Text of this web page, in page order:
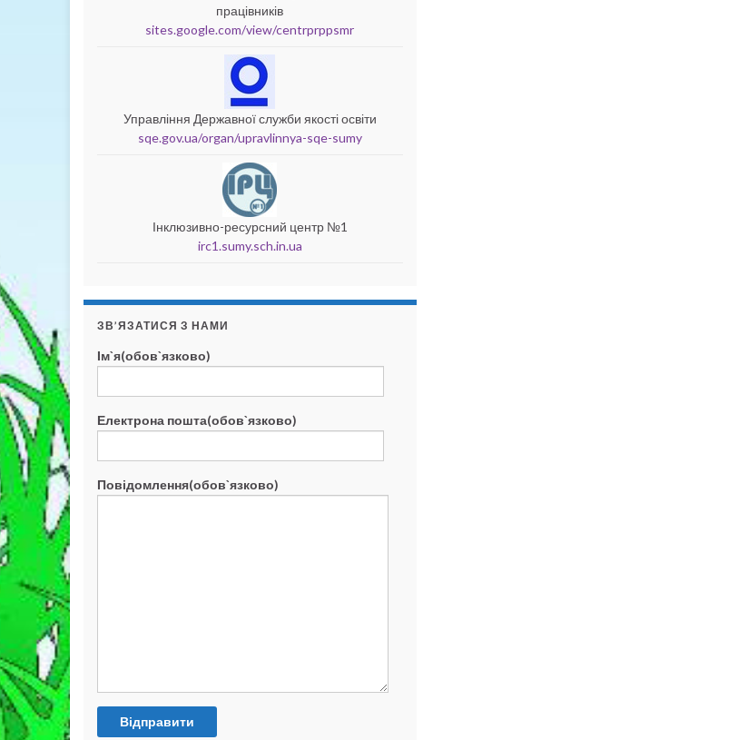
працівників
sites.google.com/view/centrprppsmr
Управління Державної служби якості освіти
sqe.gov.ua/organ/upravlinnya-sqe-sumy
Інклюзивно-ресурсний центр №1
irc1.sumy.sch.in.ua
ЗВ’ЯЗАТИСЯ З НАМИ
Ім`я(обов`язково)
Електрона пошта(обов`язково)
Повідомлення(обов`язково)